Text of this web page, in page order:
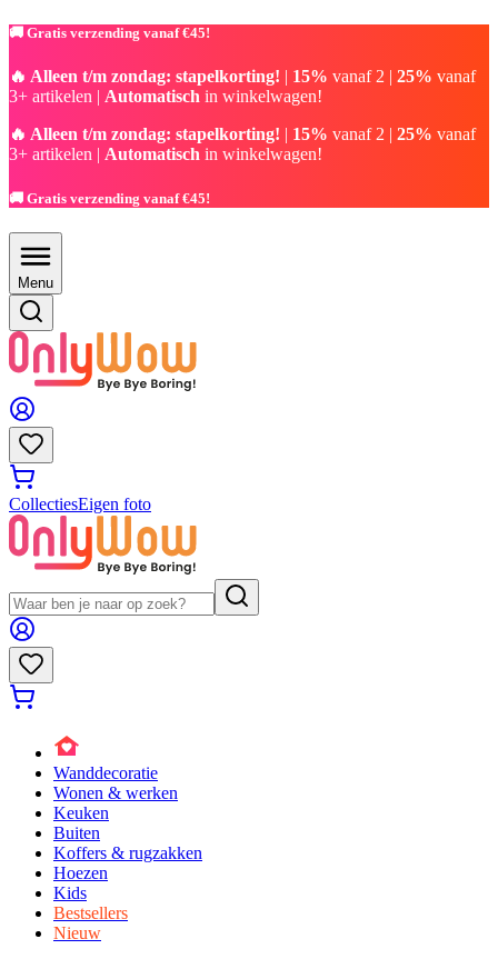
🚚 Gratis verzending vanaf €45!
🔥 Alleen t/m zondag: stapelkorting! | 15% vanaf 2 | 25% vanaf
3+ artikelen | Automatisch in winkelwagen!
🔥 Alleen t/m zondag: stapelkorting! | 15% vanaf 2 | 25% vanaf
3+ artikelen | Automatisch in winkelwagen!
🚚 Gratis verzending vanaf €45!
Menu
CollectiesEigen foto
Wanddecoratie
Wonen & werken
Keuken
Buiten
Koffers & rugzakken
Hoezen
Kids
Bestsellers
Nieuw